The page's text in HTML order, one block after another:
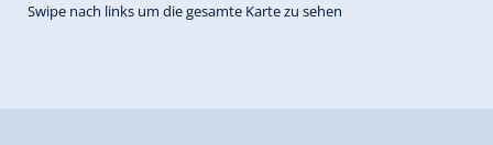
Swipe nach links um die gesamte Karte zu sehen